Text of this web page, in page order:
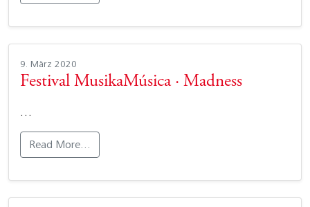
9. März 2020
Festival MusikaMúsica · Madness
…
Read More…